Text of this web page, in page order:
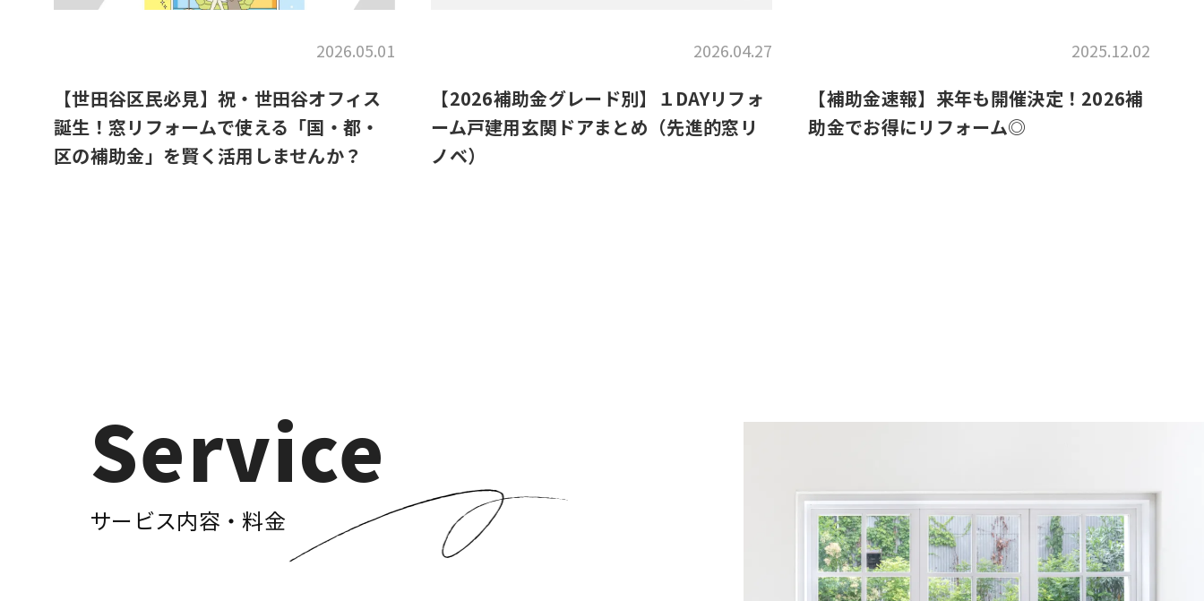
2026.05.01
【世田谷区民必見】祝・世田谷オフィス
誕生！窓リフォームで使える「国・都・
区の補助金」を賢く活用しませんか？
2026.04.27
【2026補助金グレード別】１DAYリフォ
ーム戸建用玄関ドアまとめ（先進的窓リ
ノベ）
2025.12.02
【補助金速報】来年も開催決定！2026補
助金でお得にリフォーム◎
Service
サービス内容・料金